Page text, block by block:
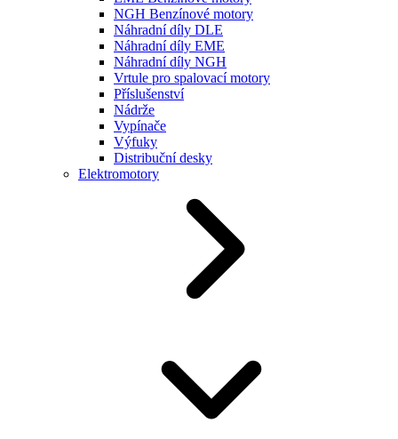
NGH Benzínové motory
Náhradní díly DLE
Náhradní díly EME
Náhradní díly NGH
Vrtule pro spalovací motory
Příslušenství
Nádrže
Vypínače
Výfuky
Distribuční desky
Elektromotory